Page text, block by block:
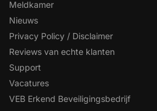
Meldkamer
Nieuws
Privacy Policy / Disclaimer
Reviews van echte klanten
Support
Vacatures
VEB Erkend Beveiligingsbedrijf